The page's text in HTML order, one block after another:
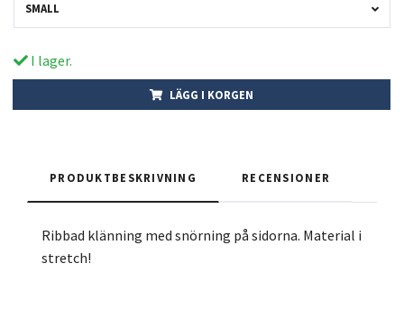
SMALL
I lager.
LÄGG I KORGEN
PRODUKTBESKRIVNING RECENSIONER
Ribbad klänning med snörning på sidorna. Material i
stretch!